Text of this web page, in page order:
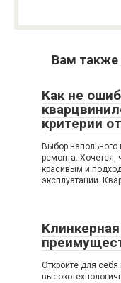
Вам также
Как не
критерии
Выбор напольного
ремонта. Хочется,
красивым и
эксплуатации.
Откройте для